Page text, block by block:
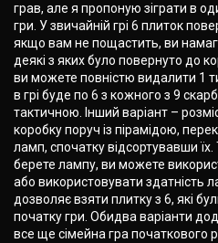
грав, але я пропоную зіграти в
гри. У звичайній грі 6 плиток
якщо вам не пощастить, ви
деякі з яких було повернуто до
ви можете повністю видалити 1
в грі буде по 6 з кожного з 9
тактичною. Інший варіант –
коробку поруч із пірамідою,
ламп, спочатку відсортувавши
берете лампу, ви можете
або використовувати здатність
дозволяє взяти плитку з 6, які
початку гри. Обидва варіанти
все ще сімейна гра початкового